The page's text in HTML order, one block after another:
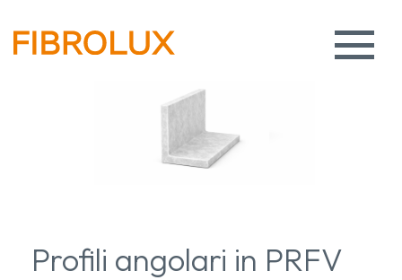
Profili angolari in PRFV